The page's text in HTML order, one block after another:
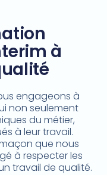
à
engageons à
non seulement
du métier,
à leur travail.
que nous
à respecter les
travail de qualité.